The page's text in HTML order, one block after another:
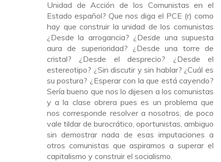
Unidad de Acción de los Comunistas en el
Estado español? Que nos diga el PCE (r) como
hay que construir la unidad de los comunistas
¿Desde la arrogancia? ¿Desde una supuesta
aura de superioridad? ¿Desde una torre de
cristal? ¿Desde el desprecio? ¿Desde el
estereotipo? ¿Sin discutir y sin hablar? ¿Cuál es
su postura? ¿Esperar con la que está cayendo?
Sería bueno que nos lo dijesen a los comunistas
y a la clase obrera pues es un problema que
nos corresponde resolver a nosotros, de poco
vale tildar de burocrático, oportunistas, ambiguo
sin demostrar nada de esas imputaciones a
otros comunistas que aspiramos a superar el
capitalismo y construir el socialismo.